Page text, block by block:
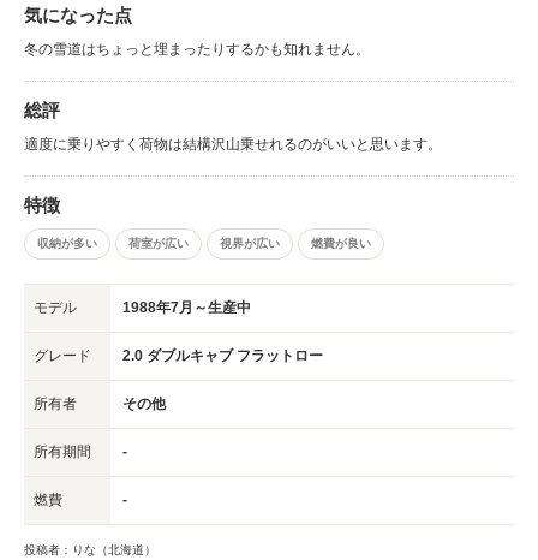
気になった点
冬の雪道はちょっと埋まったりするかも知れません。
総評
適度に乗りやすく荷物は結構沢山乗せれるのがいいと思います。
特徴
収納が多い 荷室が広い 視界が広い 燃費が良い
モデル 1988年7月～生産中
グレード 2.0 ダブルキャブ フラットロー
所有者 その他
所有期間 -
燃費 -
投稿者：りな（北海道）